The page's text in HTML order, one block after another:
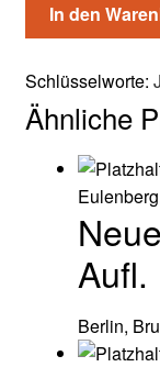
In den
Schlüsselworte:
Ähnliche
Aufl.
Berlin,